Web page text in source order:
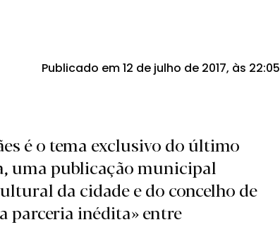
Publicado em 12 de julho de 2017, às 22:05
é o tema exclusivo do último
uma publicação municipal
da cidade e do concelho de
parceria inédita» entre